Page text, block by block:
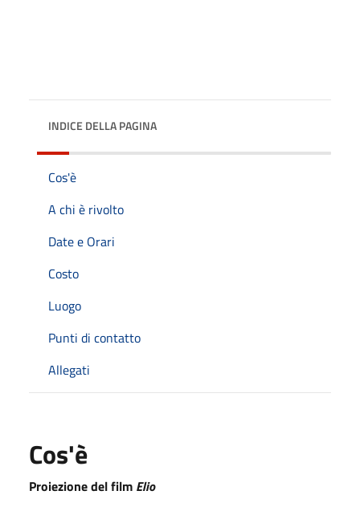
INDICE DELLA PAGINA
Cos'è
A chi è rivolto
Date e Orari
Costo
Luogo
Punti di contatto
Allegati
Cos'è
Proiezione del film Elio